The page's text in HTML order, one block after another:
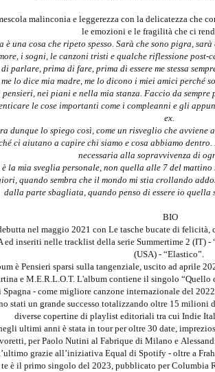
malinconia e leggerezza con la delicatezza che
le emozioni e le fragilità che ci
è una cosa che ripeto spesso. Sarà che sono pigra,
i sogni, le canzoni tristi e qualche riflessione post-
parlare, prima di fare, prima di essere me stessa
lo dice mia madre, me lo dicono i miei amici perché
nei piani e nella mia stanza. Faccio da
le cose importanti come i compleanni e gli
ex.
dunque lo spiego così, come un risveglio che avviene
é ci aiutano a capire chi siamo e cosa abbiamo
necessaria alla sopravvivenza di
la mia sveglia personale, non quella alle 7 del
quando sembra che il mondo mi stia crollando
dalla parte sbagliata, quando penso di essere io quella
BIO
nel maggio 2021 con Le tasche bucate di
ed inseriti nelle tracklist della serie Summertime 2 (IT) -
(USA) - “Elastico”.
è Pensieri sparsi sulla tangenziale, uscito ad aprile
e M.E.R.L.O.T. L'album contiene il singolo “Quello
- come migliore canzone internazionale del
stati un grande successo totalizzando oltre 15
diverse copertine di playlist editoriali tra cui Indie
ultimi anni è stata in tour per oltre 30 date,
per Paolo Nutini al Fabrique di Milano e
grazie all’iniziativa Equal di Spotify - oltre a
te è il primo singolo del 2023, pubblicato per Columbia